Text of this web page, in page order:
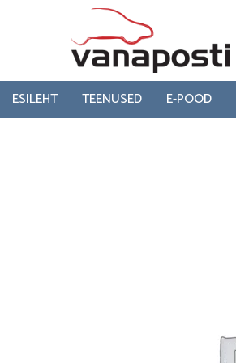
ESILEHT TEENUSED E-POOD